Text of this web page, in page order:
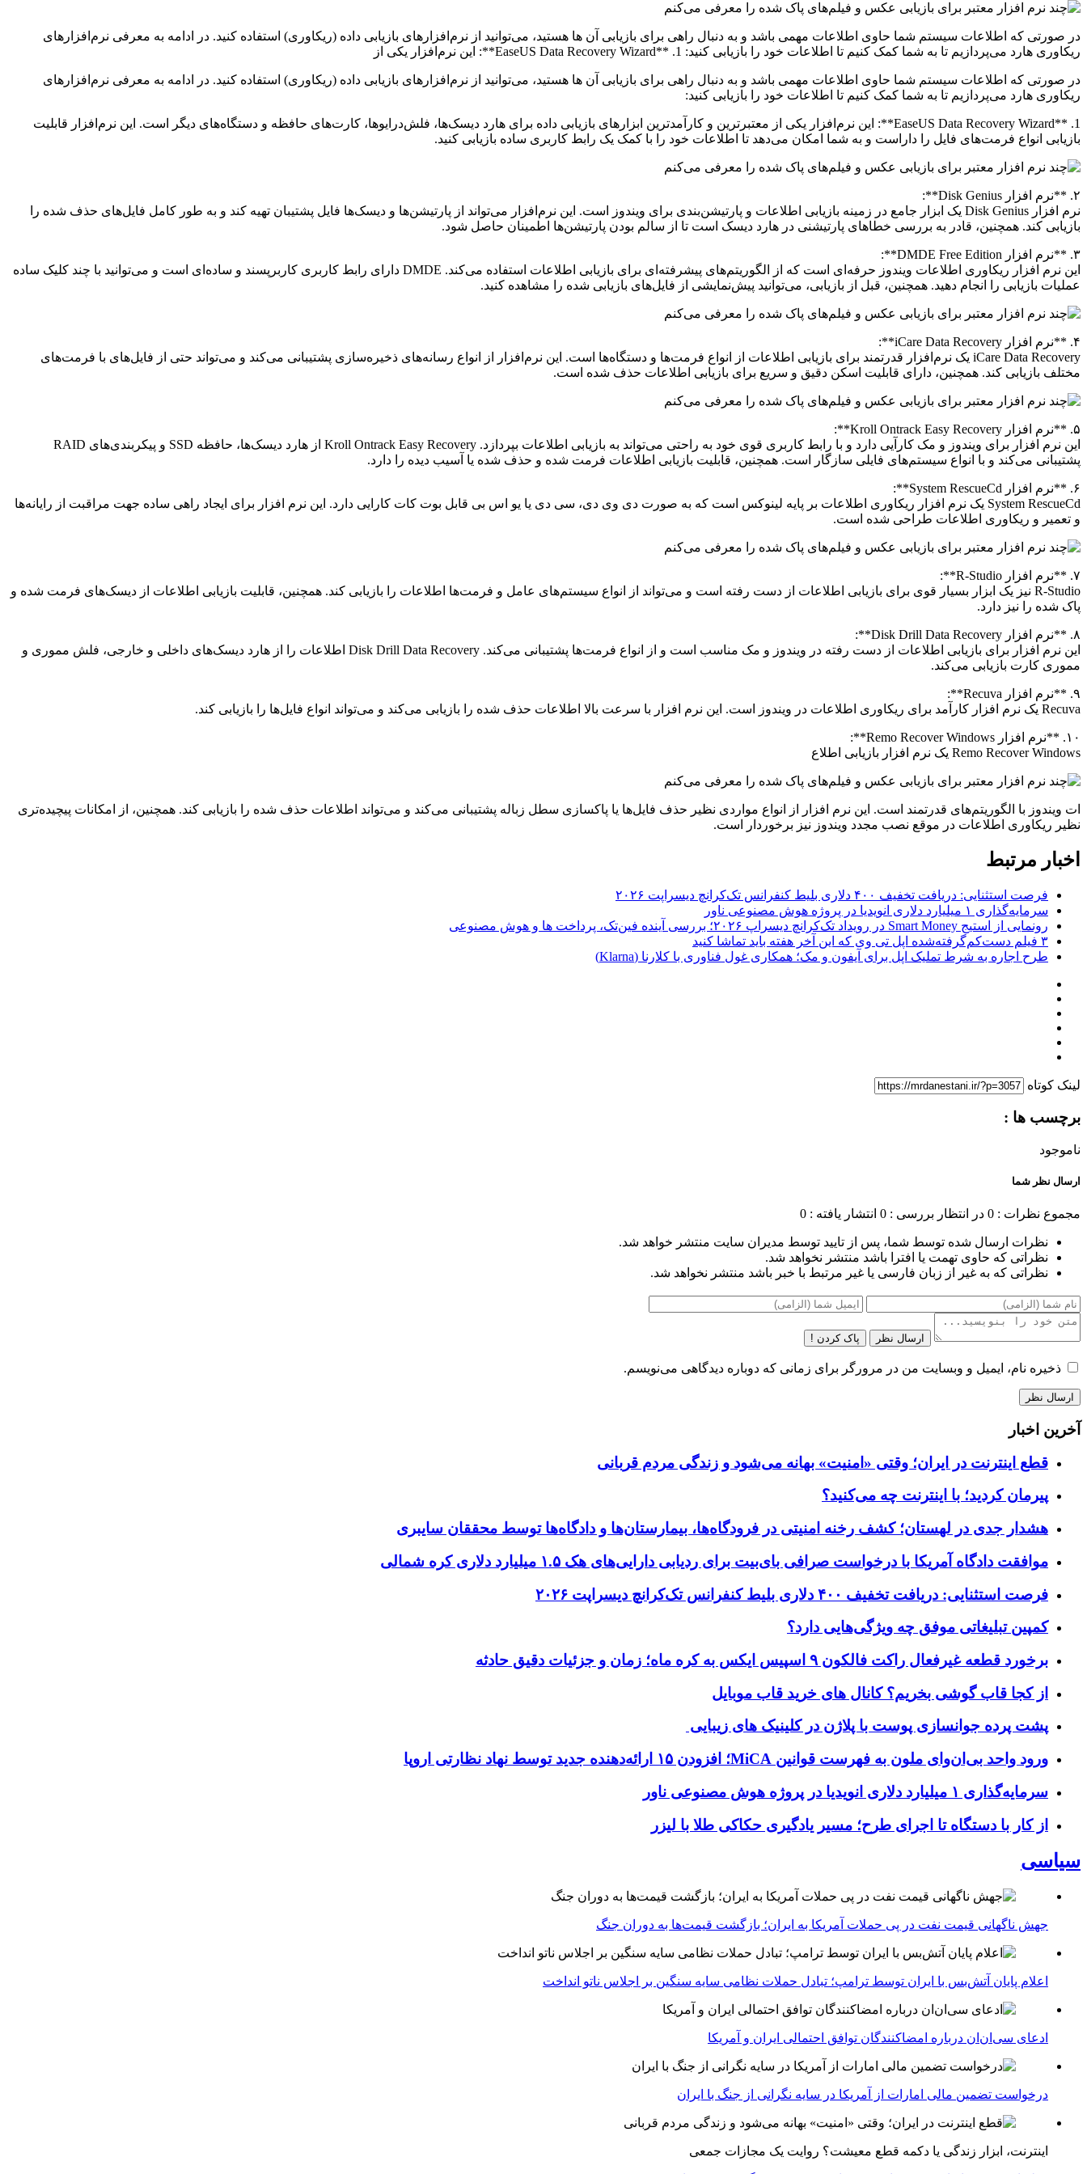
در صورتی که اطلاعات سیستم شما حاوی اطلاعات مهمی باشد و به دنبال راهی برای بازیابی آن ها هستید، می‌توانید از نرم‌افزارهای بازیابی داده (ریکاوری) استفاده کنید. در ادامه به معرفی نرم‌افزارهای
ریکاوری هارد می‌پردازیم تا به شما کمک کنیم تا اطلاعات خود را بازیابی کنید: 1. **EaseUS Data Recovery Wizard**: این نرم‌افزار یکی از
در صورتی که اطلاعات سیستم شما حاوی اطلاعات مهمی باشد و به دنبال راهی برای بازیابی آن ها هستید، می‌توانید از نرم‌افزارهای بازیابی داده (ریکاوری) استفاده کنید. در ادامه به معرفی نرم‌افزارهای
ریکاوری هارد می‌پردازیم تا به شما کمک کنیم تا اطلاعات خود را بازیابی کنید:
1. **EaseUS Data Recovery Wizard**: این نرم‌افزار یکی از معتبرترین و کارآمدترین ابزارهای بازیابی داده برای هارد دیسک‌ها، فلش‌درایوها، کارت‌های حافظه و دستگاه‌های دیگر است. این نرم‌افزار قابلیت
بازیابی انواع فرمت‌های فایل را داراست و به شما امکان می‌دهد تا اطلاعات خود را با کمک یک رابط کاربری ساده بازیابی کنید.
۲. **نرم افزار Disk Genius**:
نرم افزار Disk Genius یک ابزار جامع در زمینه بازیابی اطلاعات و پارتیشن‌بندی برای ویندوز است. این نرم‌افزار می‌تواند از پارتیشن‌ها و دیسک‌ها فایل پشتیبان تهیه کند و به طور کامل فایل‌های حذف شده را
بازیابی کند. همچنین، قادر به بررسی خطاهای پارتیشنی در هارد دیسک است تا از سالم بودن پارتیشن‌ها اطمینان حاصل شود.
۳. **نرم افزار DMDE Free Edition**:
این نرم افزار ریکاوری اطلاعات ویندوز حرفه‌ای است که از الگوریتم‌های پیشرفته‌ای برای بازیابی اطلاعات استفاده می‌کند. DMDE دارای رابط کاربری کاربرپسند و ساده‌ای است و می‌توانید با چند کلیک ساده
عملیات بازیابی را انجام دهید. همچنین، قبل از بازیابی، می‌توانید پیش‌نمایشی از فایل‌های بازیابی شده را مشاهده کنید.
۴. **نرم افزار iCare Data Recovery**:
iCare Data Recovery یک نرم‌افزار قدرتمند برای بازیابی اطلاعات از انواع فرمت‌ها و دستگاه‌ها است. این نرم‌افزار از انواع رسانه‌های ذخیره‌سازی پشتیبانی می‌کند و می‌تواند حتی از فایل‌های با فرمت‌های
مختلف بازیابی کند. همچنین، دارای قابلیت اسکن دقیق و سریع برای بازیابی اطلاعات حذف شده است.
۵. **نرم افزار Kroll Ontrack Easy Recovery**:
این نرم افزار برای ویندوز و مک کارآیی دارد و با رابط کاربری قوی خود به راحتی می‌تواند به بازیابی اطلاعات بپردازد. Kroll Ontrack Easy Recovery از هارد دیسک‌ها، حافظه SSD و پیکربندی‌های RAID
پشتیبانی می‌کند و با انواع سیستم‌های فایلی سازگار است. همچنین، قابلیت بازیابی اطلاعات فرمت شده و حذف شده یا آسیب دیده را دارد.
۶. **نرم افزار System RescueCd**:
System RescueCd یک نرم افزار ریکاوری اطلاعات بر پایه لینوکس است که به صورت دی وی دی، سی دی یا یو اس بی قابل بوت کات کارایی دارد. این نرم افزار برای ایجاد راهی ساده جهت مراقبت از رایانه‌ها
و تعمیر و ریکاوری اطلاعات طراحی شده است.
۷. **نرم افزار R-Studio**:
R-Studio نیز یک ابزار بسیار قوی برای بازیابی اطلاعات از دست رفته است و می‌تواند از انواع سیستم‌های عامل و فرمت‌ها اطلاعات را بازیابی کند. همچنین، قابلیت بازیابی اطلاعات از دیسک‌های فرمت شده و
پاک شده را نیز دارد.
۸. **نرم افزار Disk Drill Data Recovery**:
این نرم افزار برای بازیابی اطلاعات از دست رفته در ویندوز و مک مناسب است و از انواع فرمت‌ها پشتیبانی می‌کند. Disk Drill Data Recovery اطلاعات را از هارد دیسک‌های داخلی و خارجی، فلش مموری و
مموری کارت بازیابی می‌کند.
۹. **نرم افزار Recuva**:
Recuva یک نرم افزار کارآمد برای ریکاوری اطلاعات در ویندوز است. این نرم افزار با سرعت بالا اطلاعات حذف شده را بازیابی می‌کند و می‌تواند انواع فایل‌ها را بازیابی کند.
۱۰. **نرم افزار Remo Recover Windows**:
Remo Recover Windows یک نرم افزار بازیابی اطلاع
ات ویندوز با الگوریتم‌های قدرتمند است. این نرم افزار از انواع مواردی نظیر حذف فایل‌ها یا پاکسازی سطل زباله پشتیبانی می‌کند و می‌تواند اطلاعات حذف شده را بازیابی کند. همچنین، از امکانات پیچیده‌تری
نظیر ریکاوری اطلاعات در موقع نصب مجدد ویندوز نیز برخوردار است.
اخبار مرتبط
فرصت استثنایی: دریافت تخفیف ۴۰۰ دلاری بلیط کنفرانس تک‌کرانچ دیسراپت ۲۰۲۶
سرمایه‌گذاری ۱ میلیارد دلاری انویدیا در پروژه هوش مصنوعی ناور
رونمایی از استیج Smart Money در رویداد تک‌کرانچ دیسراپ ۲۰۲۶؛ بررسی آینده فین‌تک، پرداخت‌ ها و هوش مصنوعی
۳ فیلم دست‌کم‌گرفته‌شده اپل تی وی که این آخر هفته باید تماشا کنید
طرح اجاره به شرط تملیک اپل برای آیفون و مک؛ همکاری غول فناوری با کلارنا (Klarna)
لینک کوتاه
برچسب ها :
ناموجود
ارسال نظر شما
مجموع نظرات : 0 در انتظار بررسی : 0 انتشار یافته : 0
نظرات ارسال شده توسط شما، پس از تایید توسط مدیران سایت منتشر خواهد شد.
نظراتی که حاوی تهمت یا افترا باشد منتشر نخواهد شد.
نظراتی که به غیر از زبان فارسی یا غیر مرتبط با خبر باشد منتشر نخواهد شد.
ارسال نظر پاک کردن !
ذخیره نام، ایمیل و وبسایت من در مرورگر برای زمانی که دوباره دیدگاهی می‌نویسم.
آخرین اخبار
قطع اینترنت در ایران؛ وقتی «امنیت» بهانه می‌شود و زندگی مردم قربانی
پیرمان کردید؛ با اینترنت چه می‌کنید؟
هشدار جدی در لهستان؛ کشف رخنه امنیتی در فرودگاه‌ها، بیمارستان‌ها و دادگاه‌ها توسط محققان سایبری
موافقت دادگاه آمریکا با درخواست صرافی بای‌بیت برای ردیابی دارایی‌های هک ۱.۵ میلیارد دلاری کره شمالی
فرصت استثنایی: دریافت تخفیف ۴۰۰ دلاری بلیط کنفرانس تک‌کرانچ دیسراپت ۲۰۲۶
کمپین تبلیغاتی موفق چه ویژگی‌هایی دارد؟
برخورد قطعه غیرفعال راکت فالکون ۹ اسپیس ایکس به کره ماه؛ زمان و جزئیات دقیق حادثه
از کجا قاب گوشی بخریم؟ کانال های خرید قاب موبایل
پشت پرده جوانسازی پوست با پلاژن در کلینیک های زیبایی
ورود واحد بی‌ان‌وای ملون به فهرست قوانین MiCA؛ افزودن ۱۵ ارائه‌دهنده جدید توسط نهاد نظارتی اروپا
سرمایه‌گذاری ۱ میلیارد دلاری انویدیا در پروژه هوش مصنوعی ناور
از کار با دستگاه تا اجرای طرح؛ مسیر یادگیری حکاکی طلا با لیزر
سیاسی
جهش ناگهانی قیمت نفت در پی حملات آمریکا به ایران؛ بازگشت قیمت‌ها به دوران جنگ
اعلام پایان آتش‌بس با ایران توسط ترامپ؛ تبادل حملات نظامی سایه سنگین بر اجلاس ناتو انداخت
ادعای سی‌ان‌ان درباره امضاکنندگان توافق احتمالی ایران و آمریکا
درخواست تضمین مالی امارات از آمریکا در سایه نگرانی از جنگ با ایران
اینترنت، ابزار زندگی یا دکمه قطع معیشت؟ روایت یک مجازات جمعی